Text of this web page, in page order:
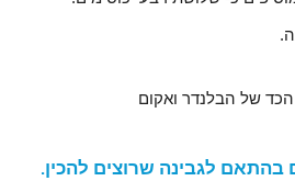
של הבלנדר ואקום
בהתאם לגבינה שרוצים להכין.